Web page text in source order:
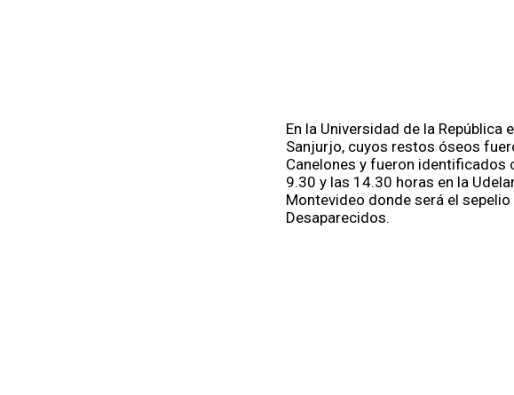
En la Universidad de la
Sanjurjo, cuyos restos óseos
Canelones y fueron identificados
9.30 y las 14.30 horas en la
Montevideo donde será el
Desaparecidos.